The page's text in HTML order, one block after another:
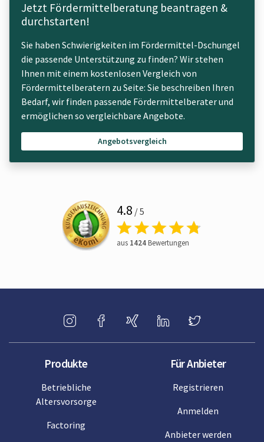
Jetzt Fördermittelberatung beantragen &
durchstarten!
Sie haben Schwierigkeiten im Fördermittel-Dschungel
die passende Unterstützung zu finden? Wir stehen
Ihnen mit einem kostenlosen Vergleich von
Fördermittelberatern zu Seite: Sie beschreiben Ihren
Bedarf, wir finden passende Fördermittelberater und
ermöglichen so vergleichbare Angebote.
Angebotsvergleich
4.8 / 5
aus 1424Bewertungen
Produkte
Betriebliche
Altersvorsorge
Factoring
Für Anbieter
Registrieren
Anmelden
Anbieter werden